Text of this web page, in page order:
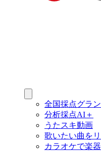
全国採点グラ
分析採点AI＋
うたスキ動画
歌いたい曲を
カラオケで楽